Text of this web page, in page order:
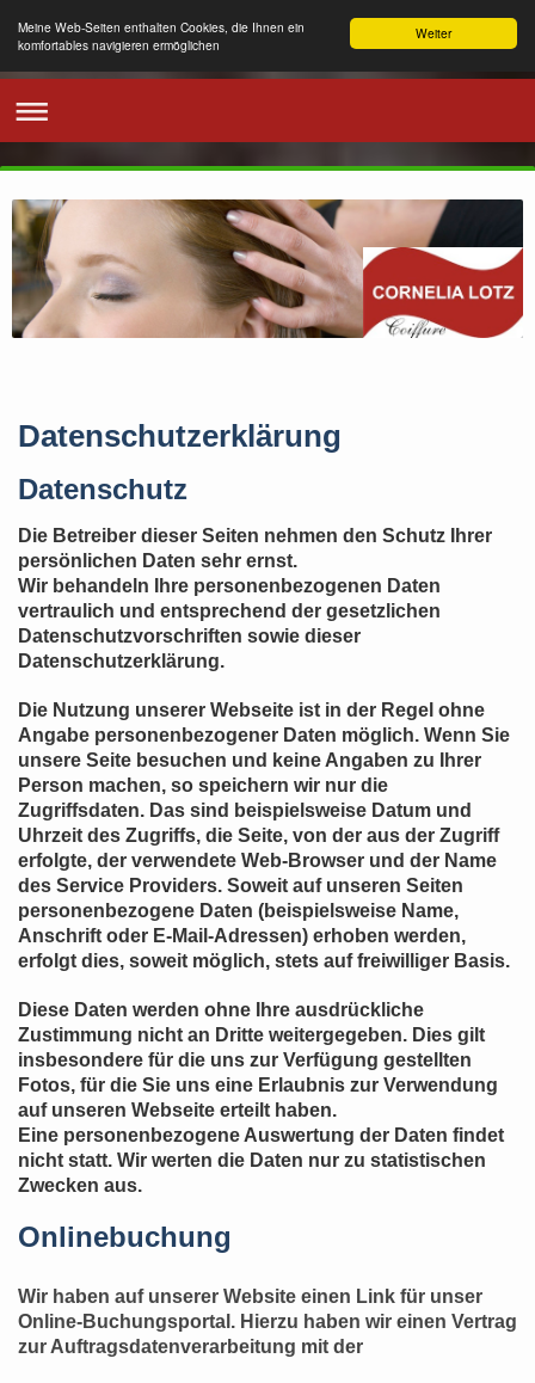
Weiter
Meine Web-Seiten enthalten Cookies, die Ihnen ein
komfortables navigieren ermöglichen
Datenschutzerklärung
Datenschutz
Die Betreiber dieser Seiten nehmen den Schutz Ihrer
persönlichen Daten sehr ernst.
Wir behandeln Ihre personenbezogenen Daten
vertraulich und entsprechend der gesetzlichen
Datenschutzvorschriften sowie dieser
Datenschutzerklärung.
Die Nutzung unserer Webseite ist in der Regel ohne
Angabe personenbezogener Daten möglich. Wenn Sie
unsere Seite besuchen und keine Angaben zu Ihrer
Person machen, so speichern wir nur die
Zugriffsdaten. Das sind beispielsweise Datum und
Uhrzeit des Zugriffs, die Seite, von der aus der Zugriff
erfolgte, der verwendete Web-Browser und der Name
des Service Providers. Soweit auf unseren Seiten
personenbezogene Daten (beispielsweise Name,
Anschrift oder E-Mail-Adressen) erhoben werden,
erfolgt dies, soweit möglich, stets auf freiwilliger Basis.
Diese Daten werden ohne Ihre ausdrückliche
Zustimmung nicht an Dritte weitergegeben. Dies gilt
insbesondere für die uns zur Verfügung gestellten
Fotos, für die Sie uns eine Erlaubnis zur Verwendung
auf unseren Webseite erteilt haben.
Eine personenbezogene Auswertung der Daten findet
nicht statt. Wir werten die Daten nur zu statistischen
Zwecken aus.
Onlinebuchung
Wir haben auf unserer Website einen Link für unser
Online-Buchungsportal. Hierzu haben wir einen Vertrag
zur Auftragsdatenverarbeitung mit der